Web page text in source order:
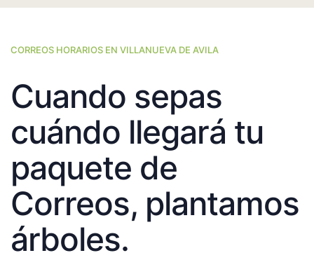
CORREOS HORARIOS EN VILLANUEVA DE AVILA
Cuando sepas
cuándo llegará tu
paquete de
Correos, plantamos
árboles.